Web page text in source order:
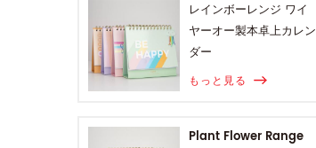
レインボーレンジ ワイ
ヤーオー製本卓上カレン
ダー
もっと見る
Plant Flower Range